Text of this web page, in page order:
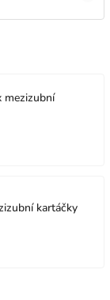
mezizubní
kartáčky